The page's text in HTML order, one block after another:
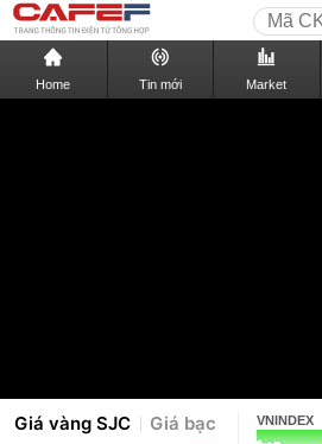
Home Tin mới Market
Giá vàng SJC Giá bạc VNINDEX